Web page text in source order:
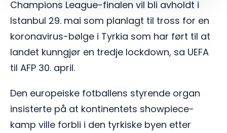
Champions League-finalen vil bli avholdt i
Istanbul 29. mai som planlagt til tross for en
koronavirus-bølge i Tyrkia som har ført til at
landet kunngjør en tredje lockdown, sa UEFA
til AFP 30. april.
Den europeiske fotballens styrende organ
insisterte på at kontinentets showpiece-
kamp ville forbli i den tyrkiske byen etter